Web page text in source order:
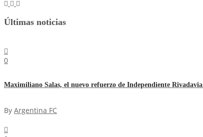
Últimas noticias
0
Maximiliano Salas, el nuevo refuerzo de Independiente Rivadavia
By Argentina FC